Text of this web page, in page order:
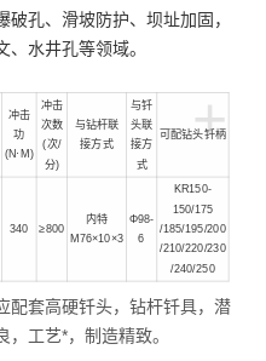
孔、滑坡防护、坝址加固，
水井孔等领域。
+
冲击
功
(N·M)
冲击
次数
(次/
分)
与钻杆联
接方式
与钎
头联
接方
式
可配钻头钎柄
340 ≥800
内特
M76×10×3
Φ98-
6
KR150-
150/175
/185/195/200
/210/220/230
/240/250
配套高硬钎头，钻杆钎具，潜
工艺*，制造精致。